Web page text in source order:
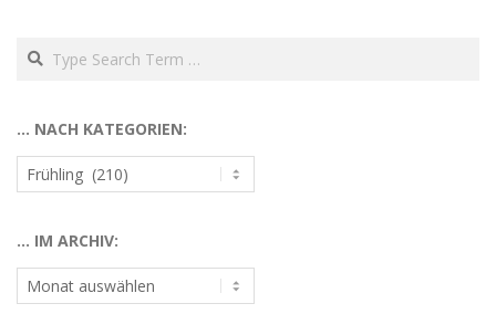
Search
… NACH KATEGORIEN:
…
nach
… IM ARCHIV:
…
im